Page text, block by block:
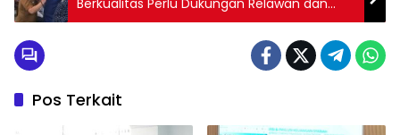
Berkualitas Perlu Dukungan Relawan dan
Kepedulian Masyarakat
Pos Terkait